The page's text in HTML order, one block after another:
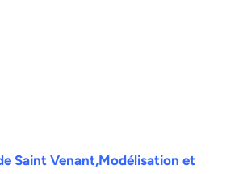
Saint Venant,Modélisation et